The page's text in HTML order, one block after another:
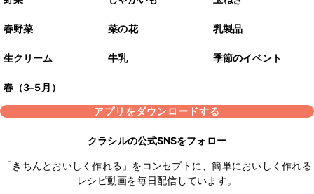
春野菜 菜の花 乳製品
生クリーム 牛乳 季節のイベント
春（3–5月）
アプリをダウンロードする
クラシルの公式SNSをフォロー
「きちんとおいしく作れる」をコンセプトに、簡単においしく作れる
レシピ動画を毎日配信しています。